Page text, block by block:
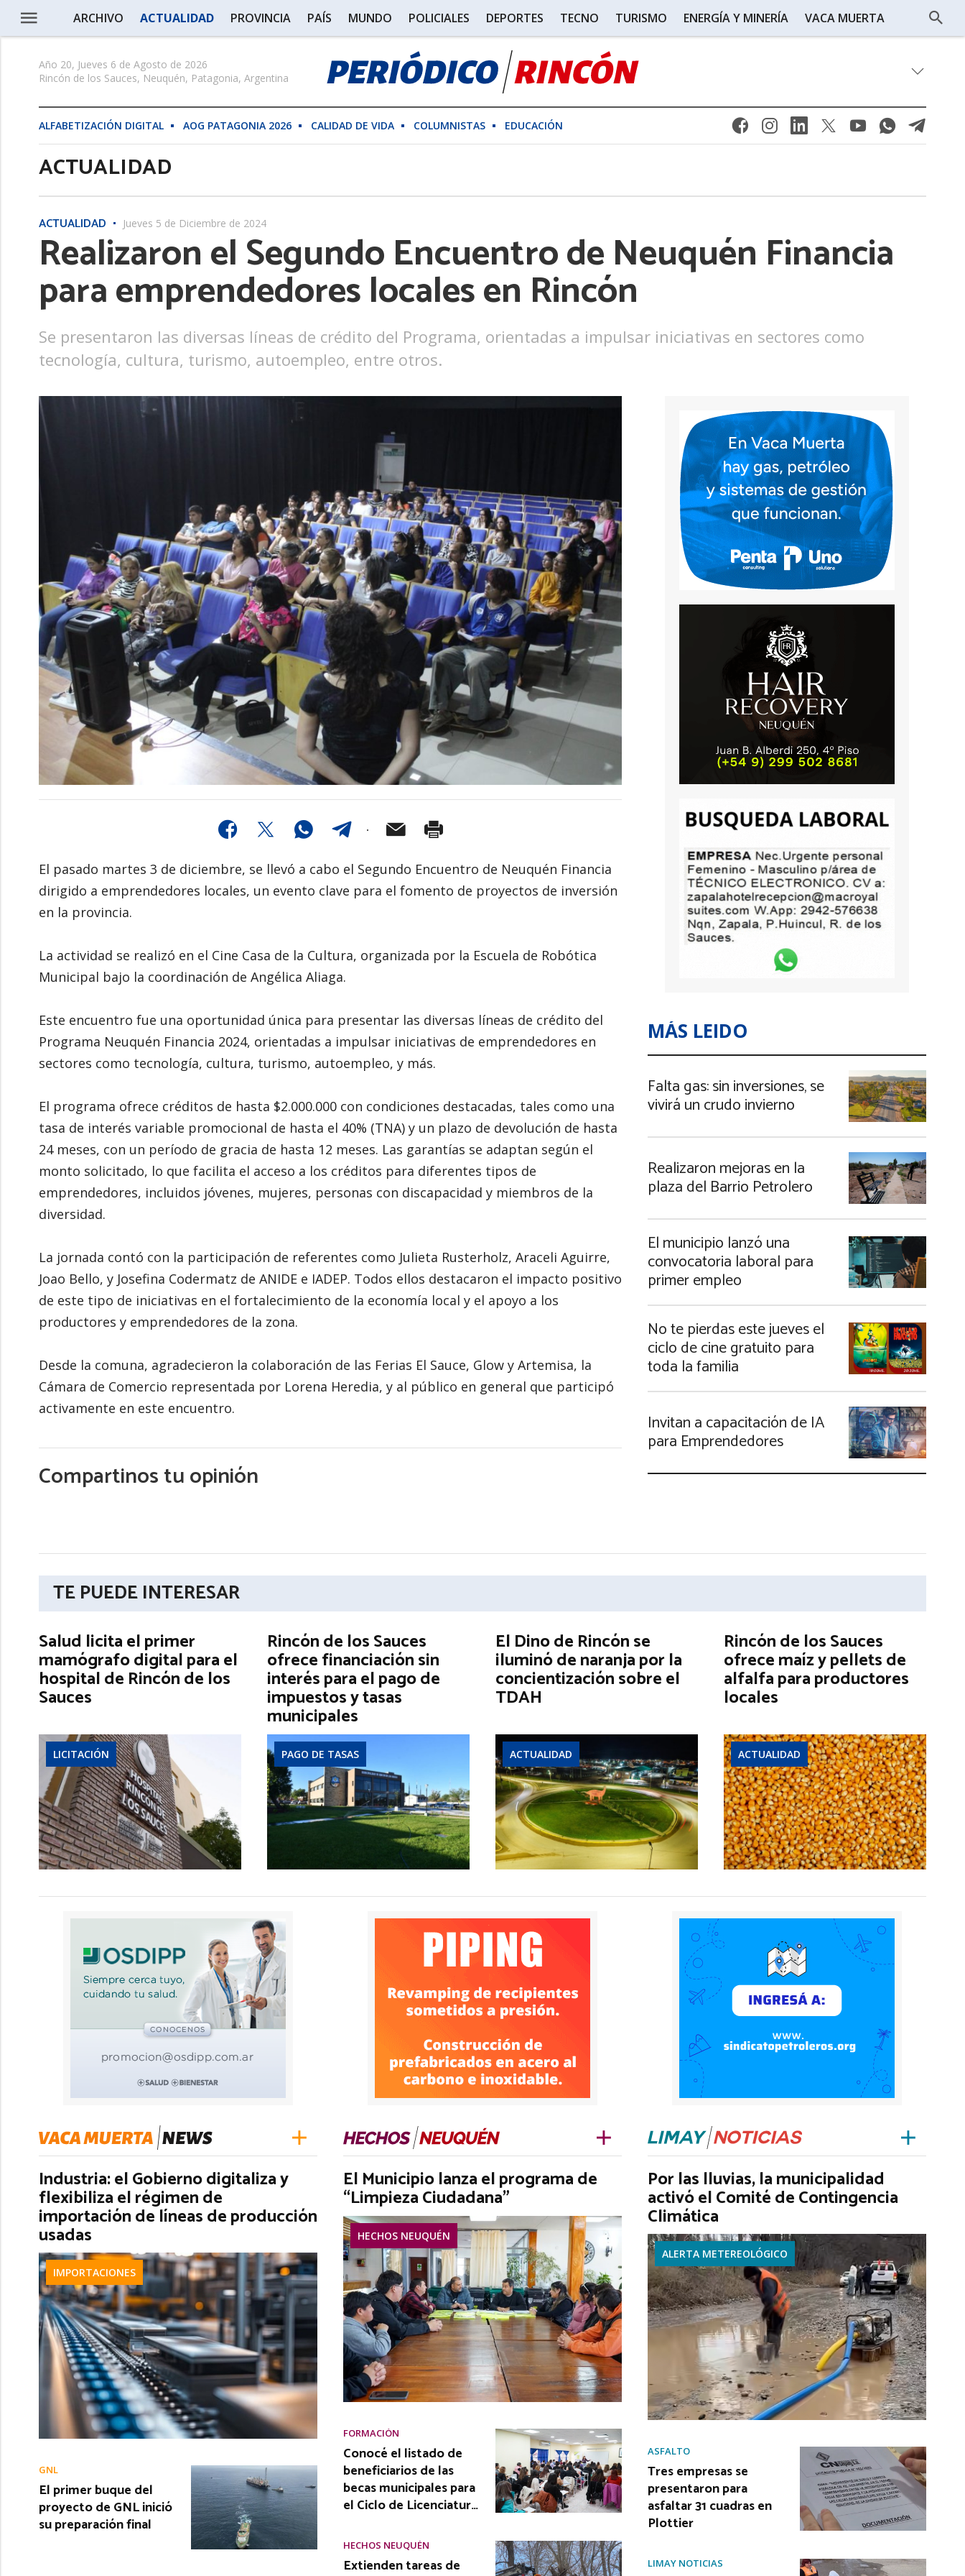
ARCHIVO ACTUALIDAD PROVINCIA PAÍS MUNDO POLICIALES DEPORTES TECNO TURISMO ENERGÍA Y MINERÍA VACA MUERTA
Año 20, Jueves 6 de Agosto de 2026
Rincón de los Sauces, Neuquén, Patagonia, Argentina
ALFABETIZACIÓN DIGITAL AOG PATAGONIA 2026 CALIDAD DE VIDA COLUMNISTAS EDUCACIÓN
ACTUALIDAD
ACTUALIDAD Jueves 5 de Diciembre de 2024
Realizaron el Segundo Encuentro de Neuquén Financia
para emprendedores locales en Rincón
Se presentaron las diversas líneas de crédito del Programa, orientadas a impulsar iniciativas en sectores como
tecnología, cultura, turismo, autoempleo, entre otros.
El pasado martes 3 de diciembre, se llevó a cabo el Segundo Encuentro de Neuquén Financia
dirigido a emprendedores locales, un evento clave para el fomento de proyectos de inversión
en la provincia.
La actividad se realizó en el Cine Casa de la Cultura, organizada por la Escuela de Robótica
Municipal bajo la coordinación de Angélica Aliaga.
Este encuentro fue una oportunidad única para presentar las diversas líneas de crédito del
Programa Neuquén Financia 2024, orientadas a impulsar iniciativas de emprendedores en
sectores como tecnología, cultura, turismo, autoempleo, y más.
El programa ofrece créditos de hasta $2.000.000 con condiciones destacadas, tales como una
tasa de interés variable promocional de hasta el 40% (TNA) y un plazo de devolución de hasta
24 meses, con un período de gracia de hasta 12 meses. Las garantías se adaptan según el
monto solicitado, lo que facilita el acceso a los créditos para diferentes tipos de
emprendedores, incluidos jóvenes, mujeres, personas con discapacidad y miembros de la
diversidad.
La jornada contó con la participación de referentes como Julieta Rusterholz, Araceli Aguirre,
Joao Bello, y Josefina Codermatz de ANIDE e IADEP. Todos ellos destacaron el impacto positivo
de este tipo de iniciativas en el fortalecimiento de la economía local y el apoyo a los
productores y emprendedores de la zona.
Desde la comuna, agradecieron la colaboración de las Ferias El Sauce, Glow y Artemisa, la
Cámara de Comercio representada por Lorena Heredia, y al público en general que participó
activamente en este encuentro.
Compartinos tu opinión
MÁS LEIDO
Falta gas: sin inversiones, se
vivirá un crudo invierno
Realizaron mejoras en la
plaza del Barrio Petrolero
El municipio lanzó una
convocatoria laboral para
primer empleo
No te pierdas este jueves el
ciclo de cine gratuito para
toda la familia
Invitan a capacitación de IA
para Emprendedores
TE PUEDE INTERESAR
Salud licita el primer
mamógrafo digital para el
hospital de Rincón de los
Sauces
LICITACIÓN
Rincón de los Sauces
ofrece financiación sin
interés para el pago de
impuestos y tasas
municipales
PAGO DE TASAS
El Dino de Rincón se
iluminó de naranja por la
concientización sobre el
TDAH
ACTUALIDAD
Rincón de los Sauces
ofrece maíz y pellets de
alfalfa para productores
locales
ACTUALIDAD
Industria: el Gobierno digitaliza y
flexibiliza el régimen de
importación de líneas de producción
usadas
IMPORTACIONES
GNL
El primer buque del
proyecto de GNL inició
su preparación final
El Municipio lanza el programa de
“Limpieza Ciudadana”
HECHOS NEUQUÉN
FORMACIÓN
Conocé el listado de
beneficiarios de las
becas municipales para
el Ciclo de Licenciatur…
HECHOS NEUQUÉN
Extienden tareas de
Por las lluvias, la municipalidad
activó el Comité de Contingencia
Climática
ALERTA METEREOLÓGICO
ASFALTO
Tres empresas se
presentaron para
asfaltar 31 cuadras en
Plottier
LIMAY NOTICIAS